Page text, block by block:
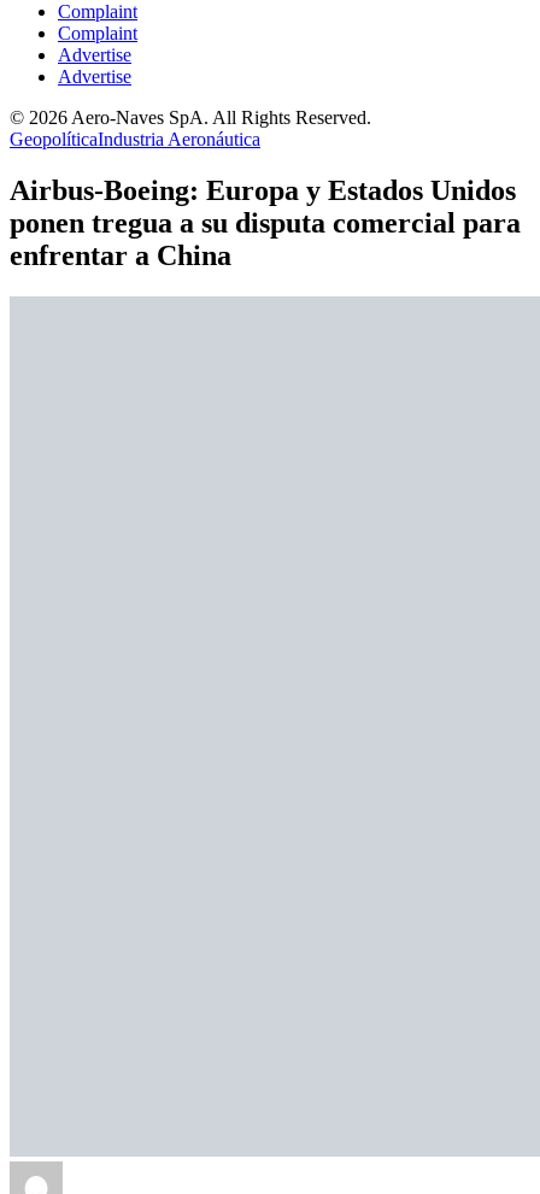
Complaint
Complaint
Advertise
Advertise
© 2026 Aero-Naves SpA. All Rights Reserved.
GeopolíticaIndustria Aeronáutica
Airbus-Boeing: Europa y Estados Unidos
ponen tregua a su disputa comercial para
enfrentar a China